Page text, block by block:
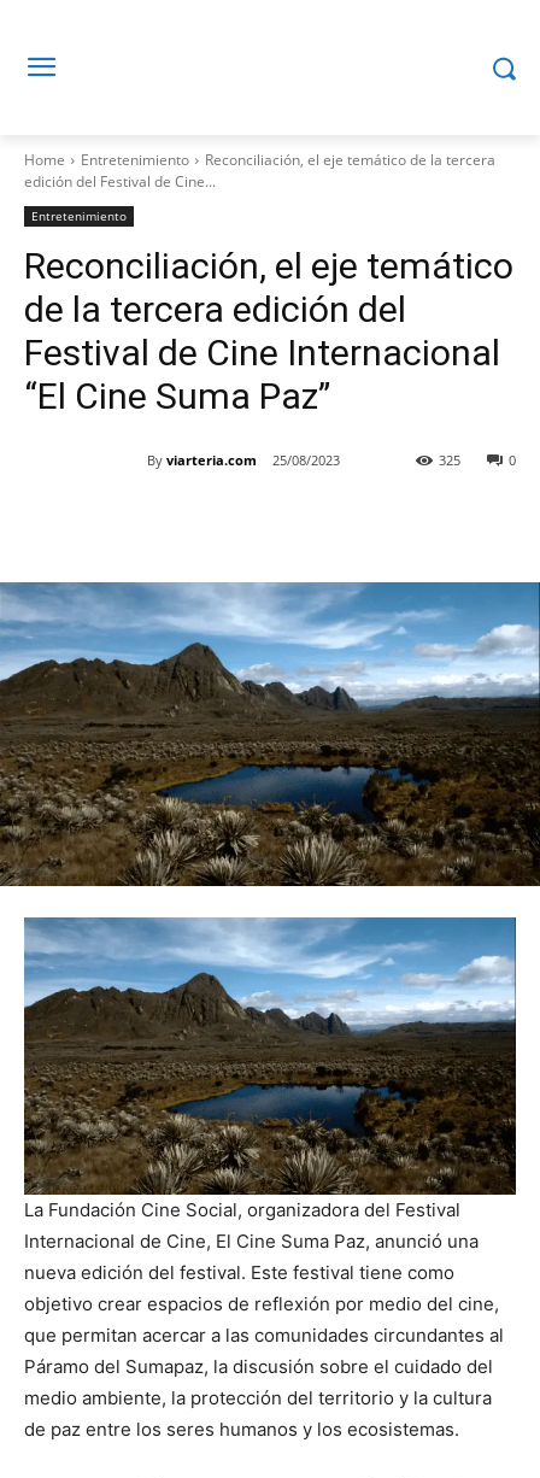
Home Entretenimiento
Reconciliación, el eje temático de la tercera
edición del Festival de Cine...
Entretenimiento
Reconciliación, el eje temático
de la tercera edición del
Festival de Cine Internacional
“El Cine Suma Paz”
By viarteria.com 25/08/2023 0
325
La Fundación Cine Social, organizadora del Festival
Internacional de Cine, El Cine Suma Paz, anunció una
nueva edición del festival. Este festival tiene como
objetivo crear espacios de reflexión por medio del cine,
que permitan acercar a las comunidades circundantes al
Páramo del Sumapaz, la discusión sobre el cuidado del
medio ambiente, la protección del territorio y la cultura
de paz entre los seres humanos y los ecosistemas.